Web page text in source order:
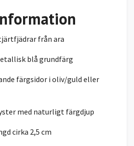
från ara
blå grundfärg
färgsidor i oliv/guld eller
med naturligt färgdjup
cirka 2,5 cm